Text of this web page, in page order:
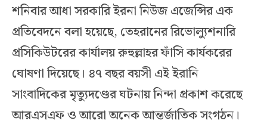
শনিবার আধা সরকারি ইরনা নিউজ এজেন্সির এক
প্রতিবেদনে বলা হয়েছে, তেহরানের রিভোল্যুশনারি
প্রসিকিউটরের কার্যালয় রুহুল্লাহর ফাঁসি কার্যকরের
ঘোষণা দিয়েছে। ৪৭ বছর বয়সী এই ইরানি
সাংবাদিকের মৃত্যুদণ্ডের ঘটনায় নিন্দা প্রকাশ করেছে
আরএসএফ ও আরো অনেক আন্তর্জাতিক সংগঠন।